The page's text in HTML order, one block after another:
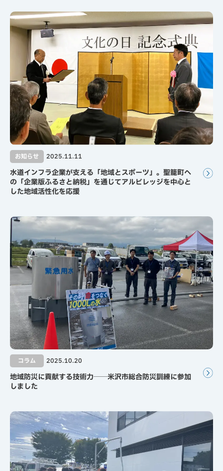
お知らせ 2025.11.11
水道インフラ企業が支える「地域とスポーツ」。聖籠町へ
の「企業版ふるさと納税」を通じてアルビレッジを中心と
した地域活性化を応援
コラム 2025.10.20
地域防災に貢献する技術力──米沢市総合防災訓練に参加
しました